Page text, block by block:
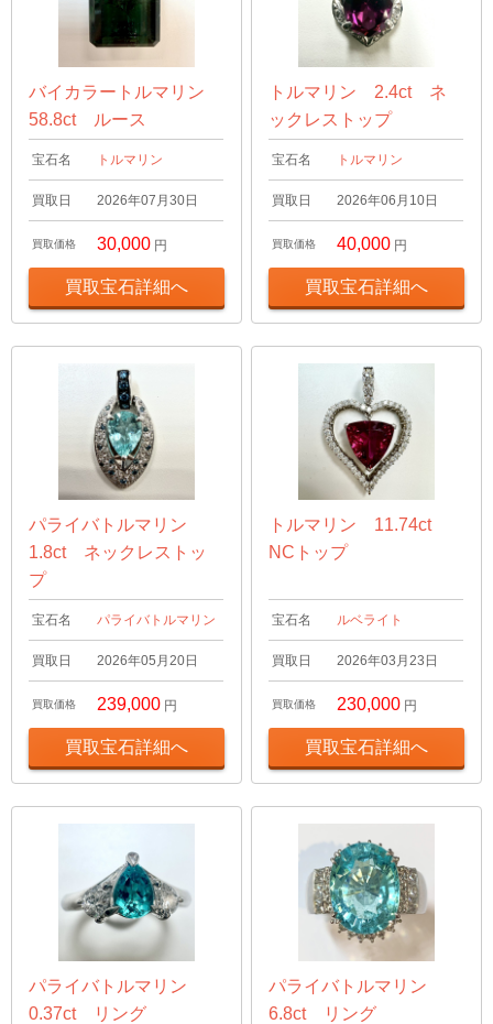
バイカラートルマリン
58.8ct ルース
宝石名 トルマリン
買取日 2026年07月30日
買取価格 30,000 円
買取宝石詳細へ
トルマリン 2.4ct ネ
ックレストップ
宝石名 トルマリン
買取日 2026年06月10日
買取価格 40,000 円
買取宝石詳細へ
パライバトルマリン
1.8ct ネックレストッ
プ
宝石名 パライバトルマリン
買取日 2026年05月20日
買取価格 239,000 円
買取宝石詳細へ
トルマリン 11.74ct
NCトップ
宝石名 ルベライト
買取日 2026年03月23日
買取価格 230,000 円
買取宝石詳細へ
パライバトルマリン
0.37ct リング
パライバトルマリン
6.8ct リング